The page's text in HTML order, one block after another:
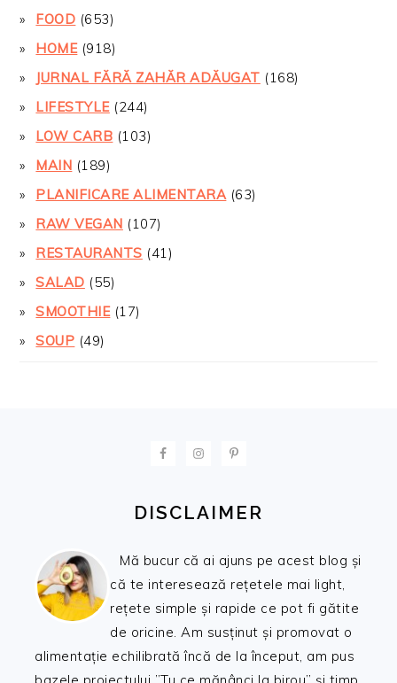
FOOD (653)
HOME(918)
JURNAL FĂRĂ ZAHĂR ADĂUGAT (168)
LIFESTYLE(244)
LOW CARB (103)
MAIN (189)
PLANIFICARE ALIMENTARA(63)
RAW VEGAN (107)
RESTAURANTS (41)
SALAD (55)
SMOOTHIE(17)
SOUP (49)
DISCLAIMER
Mă bucur că ai ajuns pe acest blog și
că te interesează rețetele mai light,
rețete simple și rapide ce pot fi gătite
de oricine. Am susținut și promovat o
alimentație echilibrată încă de la început, am pus